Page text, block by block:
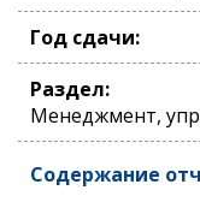
Год сдачи:
Раздел:
Менеджмент,
Содержание